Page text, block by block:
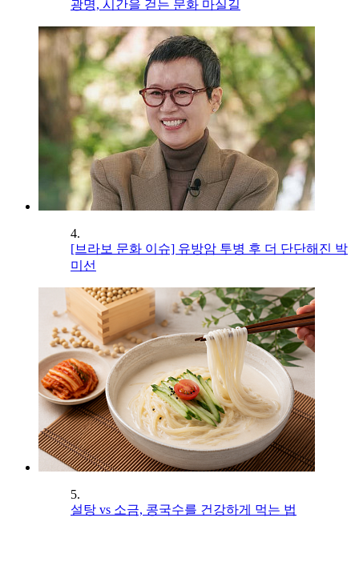
광명, 시간을 걷는 문화 마실길
4.
[브라보 문화 이슈] 유방암 투병 후 더 단단해진 박
미선
5.
설탕 vs 소금, 콩국수를 건강하게 먹는 법